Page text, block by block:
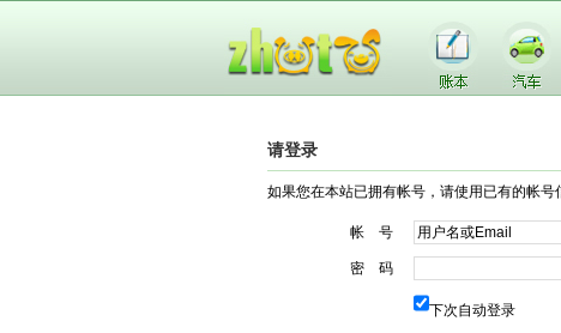
请登录
如果您在本站已拥有帐号，请使用已有的帐号
帐 号
密 码
下次自动登录